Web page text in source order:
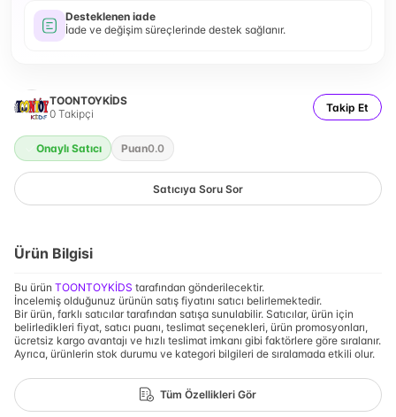
Desteklenen iade
İade ve değişim süreçlerinde destek sağlanır.
TOONTOYKİDS
0 Takipçi Takip Et
Onaylı Satıcı Puan0.0
Satıcıya Soru Sor
Ürün Bilgisi
Bu ürün TOONTOYKİDS tarafından gönderilecektir.
İncelemiş olduğunuz ürünün satış fiyatını satıcı belirlemektedir.
Bir ürün, farklı satıcılar tarafından satışa sunulabilir. Satıcılar, ürün için
belirledikleri fiyat, satıcı puanı, teslimat seçenekleri, ürün promosyonları,
ücretsiz kargo avantajı ve hızlı teslimat imkanı gibi faktörlere göre sıralanır.
Ayrıca, ürünlerin stok durumu ve kategori bilgileri de sıralamada etkili olur.
Tüm Özellikleri Gör